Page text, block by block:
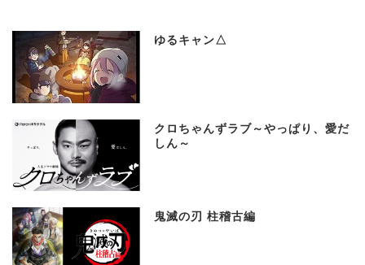
ゆるキャン△
クロちゃんずラブ～やっぱり、愛だ
しん～
鬼滅の刃 柱稽古編